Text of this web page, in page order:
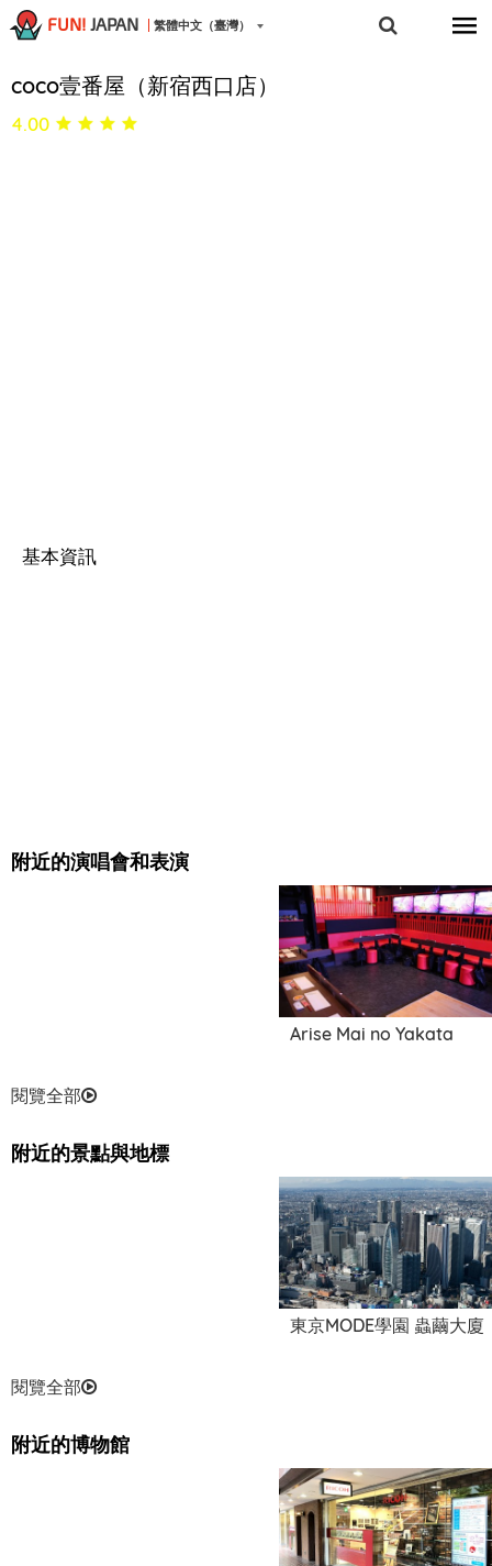
FUN! JAPAN 繁體中文（臺灣）
coco壹番屋（新宿西口店）
4.00
基本資訊
附近的演唱會和表演
Arise Mai no Yakata
閱覽全部
附近的景點與地標
東京MODE學園 蟲繭大廈
閱覽全部
附近的博物館